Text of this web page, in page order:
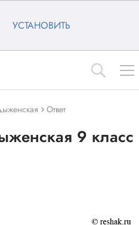
УСТАНОВИТЬ
Ответ
9 класс